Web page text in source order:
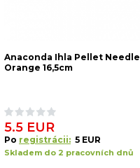
Anaconda Ihla Pellet Needle
Orange 16,5cm
5.5 EUR
Po registrácii: 5 EUR
Skladem do 2 pracovních dnů